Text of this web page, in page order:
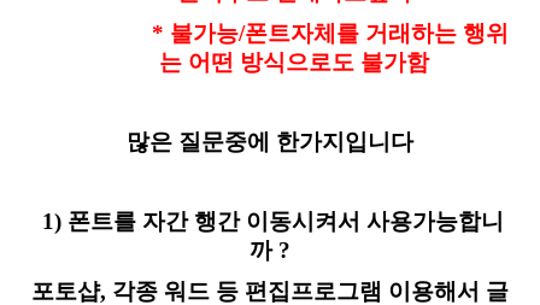
* 불가능/폰트자체를 거래하는 행위
는 어떤 방식으로도 불가함
많은 질문중에 한가지입니다
1) 폰트를 자간 행간 이동시켜서 사용가능합니
까 ?
포토샵, 각종 워드 등 편집프로그램 이용해서 글